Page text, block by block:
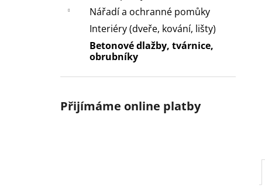
Nářadí a ochranné pomůky
Interiéry (dveře, kování, lišty)
Betonové dlažby, tvárnice,
obrubníky
Přijímáme online platby